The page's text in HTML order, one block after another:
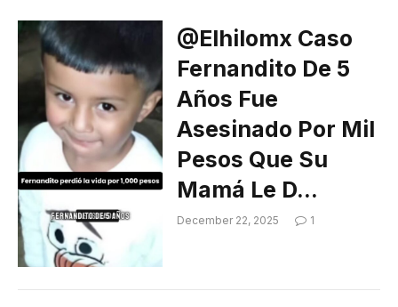
@elhilomx Caso
Fernandito De 5
Años Fue
Asesinado Por Mil
Pesos Que Su
Mamá Le D…
December 22, 2025 1